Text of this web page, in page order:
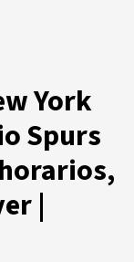
York
Spurs
|